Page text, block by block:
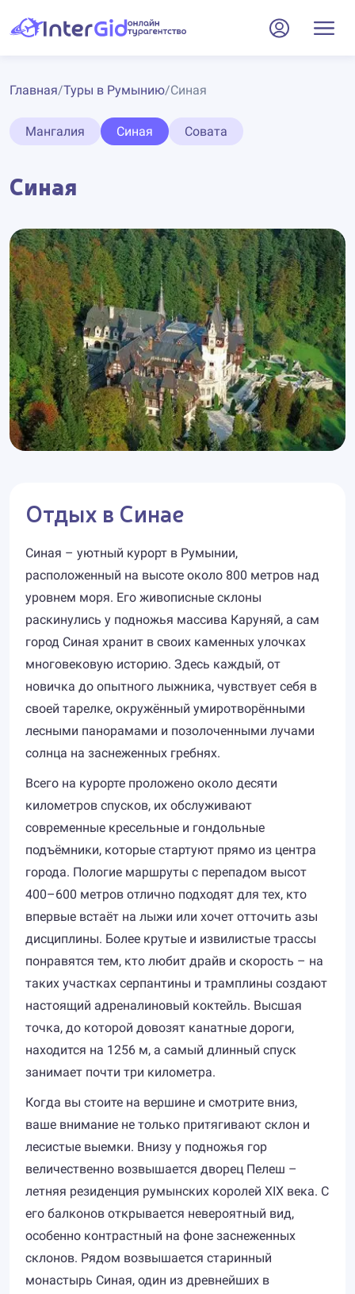
Главная/Туры в Румынию/Синая
Мангалия Синая Совата
Синая
Отдых в Синае
Синая – уютный курорт в Румынии,
расположенный на высоте около 800 метров над
уровнем моря. Его живописные склоны
раскинулись у подножья массива Каруняй, а сам
город Синая хранит в своих каменных улочках
многовековую историю. Здесь каждый, от
новичка до опытного лыжника, чувствует себя в
своей тарелке, окружённый умиротворёнными
лесными панорамами и позолоченными лучами
солнца на заснеженных гребнях.
Всего на курорте проложено около десяти
километров спусков, их обслуживают
современные кресельные и гондольные
подъёмники, которые стартуют прямо из центра
города. Пологие маршруты с перепадом высот
400–600 метров отлично подходят для тех, кто
впервые встаёт на лыжи или хочет отточить азы
дисциплины. Более крутые и извилистые трассы
понравятся тем, кто любит драйв и скорость – на
таких участках серпантины и трамплины создают
настоящий адреналиновый коктейль. Высшая
точка, до которой довозят канатные дороги,
находится на 1256 м, а самый длинный спуск
занимает почти три километра.
Когда вы стоите на вершине и смотрите вниз,
ваше внимание не только притягивают склон и
лесистые выемки. Внизу у подножья гор
величественно возвышается дворец Пелеш –
летняя резиденция румынских королей XIX века. С
его балконов открывается невероятный вид,
особенно контрастный на фоне заснеженных
склонов. Рядом возвышается старинный
монастырь Синая, один из древнейших в